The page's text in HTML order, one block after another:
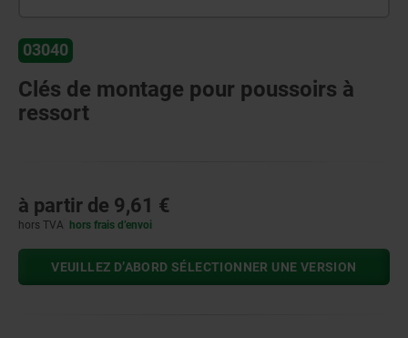
03040
Clés de montage pour poussoirs à
ressort
à partir de 9,61 €
hors TVA hors frais d’envoi
VEUILLEZ D’ABORD SÉLECTIONNER UNE VERSION